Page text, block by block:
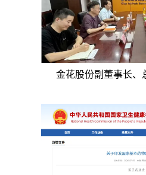
金花股份副董事长、